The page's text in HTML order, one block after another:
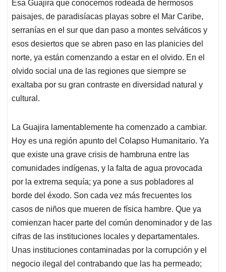
s
A
p
p
b
o
o
k
e
d
I
n
l
a
d
s
Esa Guajira que conocemos rodeada de hermosos
paisajes, de paradisíacas playas sobre el Mar Caribe,
serranías en el sur que dan paso a montes selváticos y
esos desiertos que se abren paso en las planicies del
norte, ya están comenzando a estar en el olvido. En el
olvido social una de las regiones que siempre se
exaltaba por su gran contraste en diversidad natural y
cultural.
La Guajira lamentablemente ha comenzado a cambiar.
Hoy es una región apunto del Colapso Humanitario. Ya
que existe una grave crisis de hambruna entre las
comunidades indígenas, y la falta de agua provocada
por la extrema sequía; ya pone a sus pobladores al
borde del éxodo. Son cada vez más frecuentes los
casos de niños que mueren de física hambre. Que ya
comienzan hacer parte del común denominador y de las
cifras de las instituciones locales y departamentales.
Unas instituciones contaminadas por la corrupción y el
negocio ilegal del contrabando que las ha permeado;